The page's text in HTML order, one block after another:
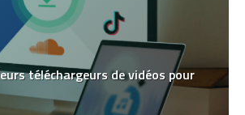
téléchargeurs de vidéos pour